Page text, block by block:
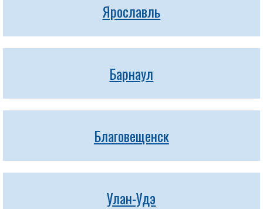
Ярославль
Барнаул
Благовещенск
Улан-Удэ